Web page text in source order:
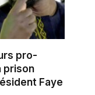
pro-
prison
Faye